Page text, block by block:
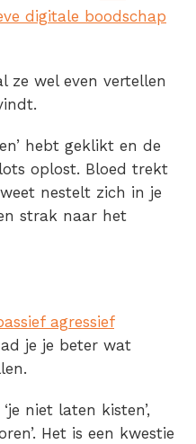
digitale boodschap
ze wel even vertellen
hebt geklikt en de
oplost. Bloed trekt
nestelt zich in je
strak naar het
agressief
je je beter wat
niet laten kisten’,
Het is een kwestie